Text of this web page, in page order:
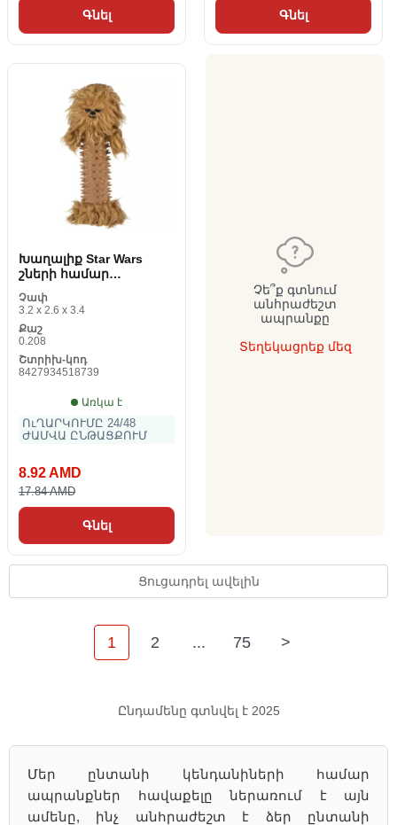
Գնել Գնել
Խաղալիք Star Wars
շների համար
տոկոսը պոլիեսթեր
Չափ
3.2 x 2.6 x 3.4
Քաշ
0.208
Շտրիխ-կոդ
8427934518739
Առկա է
ՈւՂԱՐԿՈՒՄԸ 24/48
ԺԱՄՎԱ ԸՆԹԱՑՔՈՒՄ
8.92 AMD
17.84 AMD
Գնել
Չե՞ք գտնում
անհրաժեշտ
ապրանքը
Տեղեկացրեք մեզ
Ցուցադրել ավելին
1 2 ... 75 >
Ընդամենը գտնվել է 2025
Մեր ընտանի կենդանիների համար
ապրանքներ հավաքելը ներառում է այն
ամենը, ինչ անհրաժեշտ է ձեր ընտանի